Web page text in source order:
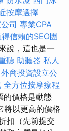
按摩選擇
司 專業CPA
信賴的SEO團
說，這也是一
聽 助聽器 私人
外商投資設立公
全方位按摩療程
的價格是動態
將以更高的價格
扣（先前提交